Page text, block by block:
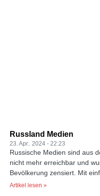
Russland Medien
23. Apr.. 2024 22:23
Russische Medien sind aus
nicht mehr erreichbar und
Bevölkerung zensiert. Mit
Artikel lesen »